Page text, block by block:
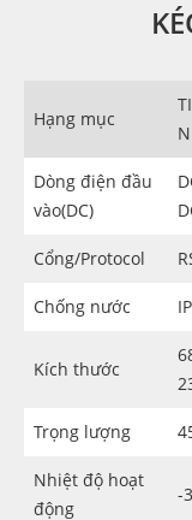
Hạng mục
Dòng điện đầu
vào(DC)
Cổng/Protocol
Chống nước
Kích thước
Trọng lượng
Nhiệt độ hoạt
động
-